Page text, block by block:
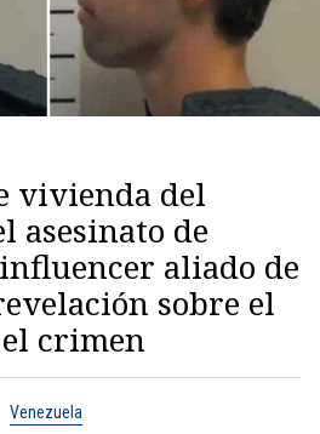
vivienda del
asesinato de
aliado de
sobre el
crimen
Venezuela